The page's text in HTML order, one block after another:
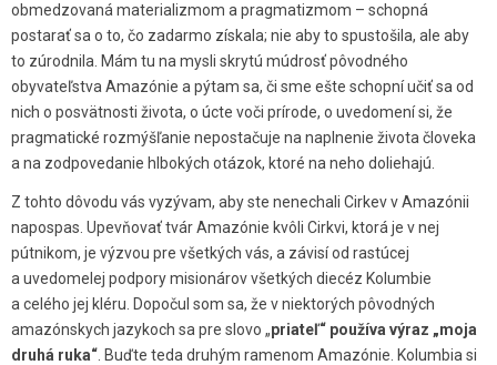
obmedzovaná materializmom a pragmatizmom – schopná
postarať sa o to, čo zadarmo získala; nie aby to spustošila, ale aby
to zúrodnila. Mám tu na mysli skrytú múdrosť pôvodného
obyvateľstva Amazónie a pýtam sa, či sme ešte schopní učiť sa od
nich o posvätnosti života, o úcte voči prírode, o uvedomení si, že
pragmatické rozmýšľanie nepostačuje na naplnenie života človeka
a na zodpovedanie hlbokých otázok, ktoré na neho doliehajú.
Z tohto dôvodu vás vyzývam, aby ste nenechali Cirkev v Amazónii
napospas. Upevňovať tvár Amazónie kvôli Cirkvi, ktorá je v nej
pútnikom, je výzvou pre všetkých vás, a závisí od rastúcej
a uvedomelej podpory misionárov všetkých diecéz Kolumbie
a celého jej kléru. Dopočul som sa, že v niektorých pôvodných
amazónskych jazykoch sa pre slovo „priateľ“ používa výraz „moja
druhá ruka“ . Buďte teda druhým ramenom Amazónie. Kolumbia si